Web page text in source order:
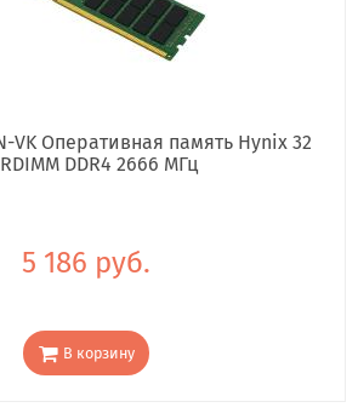
VK Оперативная память Hynix 32
DDR4 2666 МГц
5 186 руб.
В корзину